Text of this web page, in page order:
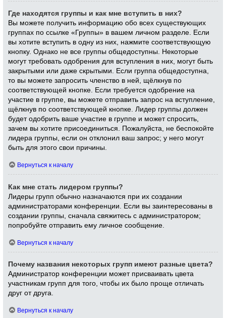
Где находятся группы и как мне вступить в них?
Вы можете получить информацию обо всех существующих
группах по ссылке «Группы» в вашем личном разделе. Если
вы хотите вступить в одну из них, нажмите соответствующую
кнопку. Однако не все группы общедоступны. Некоторые
могут требовать одобрения для вступления в них, могут быть
закрытыми или даже скрытыми. Если группа общедоступна,
то вы можете запросить членство в ней, щёлкнув по
соответствующей кнопке. Если требуется одобрение на
участие в группе, вы можете отправить запрос на вступление,
щёлкнув по соответствующей кнопке. Лидер группы должен
будет одобрить ваше участие в группе и может спросить,
зачем вы хотите присоединиться. Пожалуйста, не беспокойте
лидера группы, если он отклонил ваш запрос; у него могут
быть для этого свои причины.
Вернуться к началу
Как мне стать лидером группы?
Лидеры групп обычно назначаются при их создании
администраторами конференции. Если вы заинтересованы в
создании группы, сначала свяжитесь с администратором;
попробуйте отправить ему личное сообщение.
Вернуться к началу
Почему названия некоторых групп имеют разные цвета?
Администратор конференции может присваивать цвета
участникам групп для того, чтобы их было проще отличать
друг от друга.
Вернуться к началу